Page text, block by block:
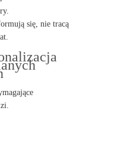
się, nie tracą